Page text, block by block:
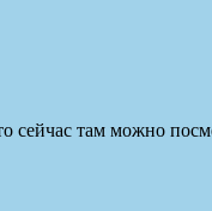
там можно